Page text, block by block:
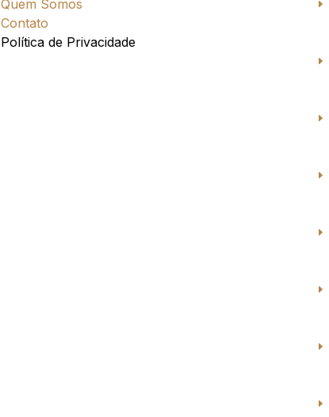
Quem Somos
Contato
Política de Privacidade